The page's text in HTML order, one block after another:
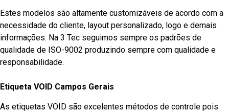
Estes modelos são altamente customizáveis de acordo com a
necessidade do cliente, layout personalizado, logo e demais
informações. Na 3 Tec seguimos sempre os padrões de
qualidade de ISO-9002 produzindo sempre com qualidade e
responsabilidade.
Etiqueta VOID Campos Gerais
As etiquetas VOID são excelentes métodos de controle pois